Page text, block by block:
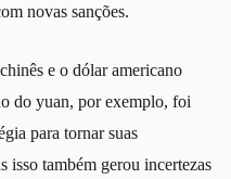
novas sanções.
e o dólar americano
do yuan, por exemplo, foi
para tornar suas
isso também gerou incertezas